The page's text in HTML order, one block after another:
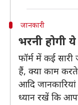
जानकारी
भरनी होगी
फॉर्म में कई
हैं, क्या काम
आदि
ध्यान रखें कि आप